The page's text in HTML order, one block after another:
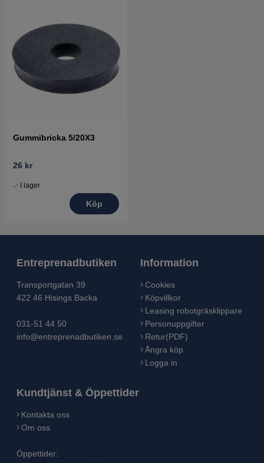
Gummibricka 5/20X3
26 kr
I lager
Köp
Entreprenadbutiken
Transportgatan 39
422 46 Hisings Backa
031-51 44 50
info@entreprenadbutiken.se
Information
Cookies
Köpvillkor
Leasing robotgräsklippare
Personuppgifter
Retur(PDF)
Ångra köp
Logga in
Kundtjänst & Öppettider
Kontakta oss
Om oss
Öppettider: